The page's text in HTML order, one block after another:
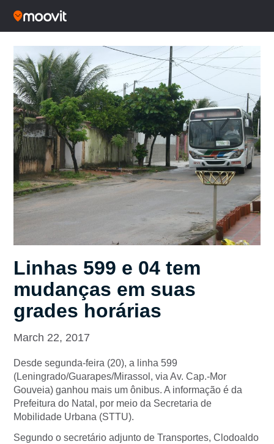
Linhas 599 e 04 tem
mudanças em suas
grades horárias
March 22, 2017
Desde segunda-feira (20), a linha 599
(Leningrado/Guarapes/Mirassol, via Av. Cap.-Mor
Gouveia) ganhou mais um ônibus. A informação é da
Prefeitura do Natal, por meio da Secretaria de
Mobilidade Urbana (STTU).
Segundo o secretário adjunto de Transportes, Clodoaldo